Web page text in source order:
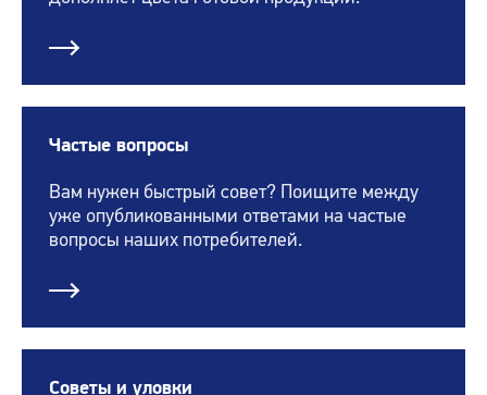
Частые вопросы
Вам нужен быстрый совет? Поищите между
уже опубликованными ответами на частые
вопросы наших потребителей.
Советы и уловки